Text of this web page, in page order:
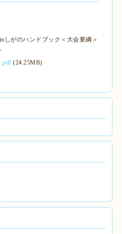
しがのハンドブック＜大会要綱＞
(24.25MB)